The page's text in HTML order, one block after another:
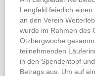
Lengfeld feierlich
an den Verein
wurde im Rahmen des
Otzbergwoche
teilnehmenden
in den Spendentopf
Betrags aus. Um auf